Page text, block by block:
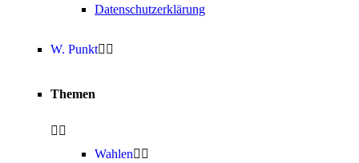
Datenschutzerklärung
W. Punkt
Themen
Wahlen